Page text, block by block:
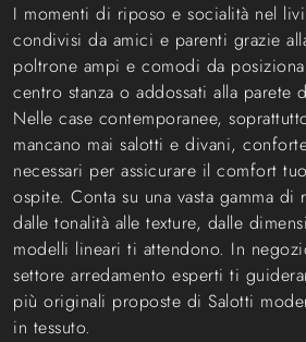
I momenti di riposo e socialità nel
condivisi da amici e parenti grazie
poltrone ampi e comodi da
centro stanza o addossati alla parete
Nelle case contemporanee,
mancano mai salotti e divani,
necessari per assicurare il comfort
ospite. Conta su una vasta gamma
dalle tonalità alle texture, dalle
modelli lineari ti attendono. In
settore arredamento esperti ti
più originali proposte di Salotti
in tessuto.